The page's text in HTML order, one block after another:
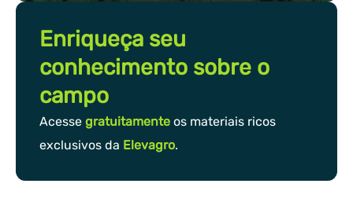
Enriqueça seu
conhecimento sobre o
campo
Acesse gratuitamente os materiais ricos
exclusivos da Elevagro.